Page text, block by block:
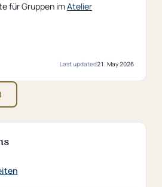
für Gruppen imAtelier
Last updated21. May 2026